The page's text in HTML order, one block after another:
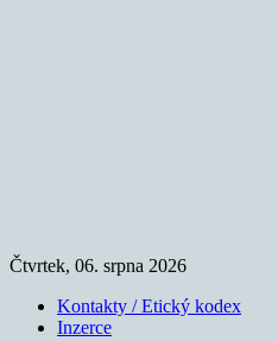
Čtvrtek, 06. srpna 2026
Kontakty / Etický kodex
Inzerce